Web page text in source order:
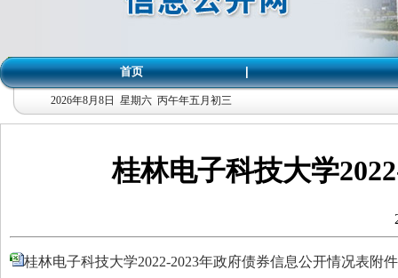
首页 |
2026年8月8日 星期六 丙午年五月初三
桂林电子科技大学
桂林电子科技大学2022-2023年政府债券信息公开情况表附